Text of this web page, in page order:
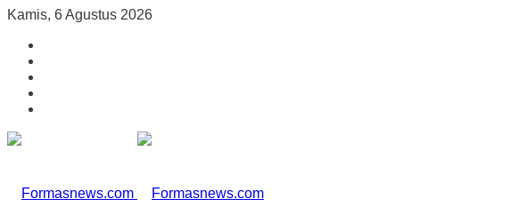
Kamis, 6 Agustus 2026